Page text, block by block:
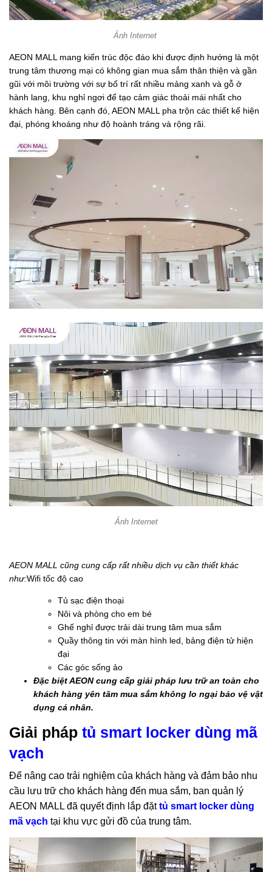
Ảnh Internet
AEON MALL mang kiến trúc độc đáo khi được định hướng là một
trung tâm thương mại có không gian mua sắm thân thiện và gần
gũi với môi trường với sự bố trí rất nhiều mảng xanh và gỗ ở
hành lang, khu nghỉ ngơi để tạo cảm giác thoải mái nhất cho
khách hàng. Bên cạnh đó, AEON MALL pha trộn các thiết kế hiện
đại, phóng khoáng như độ hoành tráng và rộng rãi.
Ảnh Internet
AEON MALL cũng cung cấp rất nhiều dịch vụ cần thiết khác
như:Wifi tốc độ cao
Tủ sạc điện thoại
Nôi và phòng cho em bé
Ghế nghỉ được trải dài trung tâm mua sắm
Quầy thông tin với màn hình led, bảng điện tử hiện
đại
Các góc sống ảo
Đặc biệt AEON cung cấp giải pháp lưu trữ an toàn cho
khách hàng yên tâm mua sắm không lo ngại bảo vệ vật
dụng cá nhân.
Giải pháp tủ smart locker dùng mã
vạch
Để nâng cao trải nghiệm của khách hàng và đảm bảo nhu
cầu lưu trữ cho khách hàng đến mua sắm, ban quản lý
AEON MALL đã quyết định lắp đặttủ smart locker dùng
mã vạch tại khu vực gửi đồ của trung tâm.